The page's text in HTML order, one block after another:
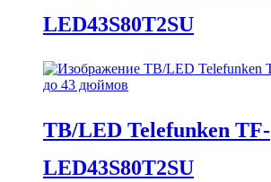
LED43S80T2SU
до 43 дюймов
TB/LED Telefunken TF-
LED43S80T2SU